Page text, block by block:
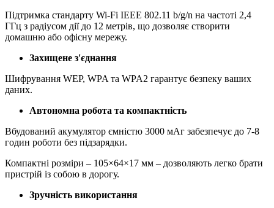
Підтримка стандарту Wi-Fi IEEE 802.11 b/g/n на частоті 2,4
ГГц з радіусом дії до 12 метрів, що дозволяє створити
домашню або офісну мережу.
Захищене з'єднання
Шифрування WEP, WPA та WPA2 гарантує безпеку ваших
даних.
Автономна робота та компактність
Вбудований акумулятор ємністю 3000 мАг забезпечує до 7-8
годин роботи без підзарядки.
Компактні розміри – 105×64×17 мм – дозволяють легко брати
пристрій із собою в дорогу.
Зручність використання